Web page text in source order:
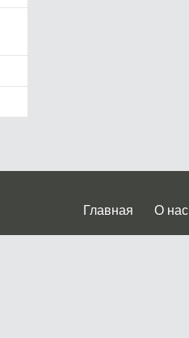
Главная О нас